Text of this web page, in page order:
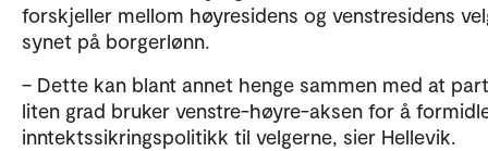
forskjeller mellom høyresidens og venstresidens
synet på borgerlønn.
– Dette kan blant annet henge sammen med at
liten grad bruker venstre-høyre-aksen for å
inntektssikringspolitikk til velgerne, sier Hellevik.